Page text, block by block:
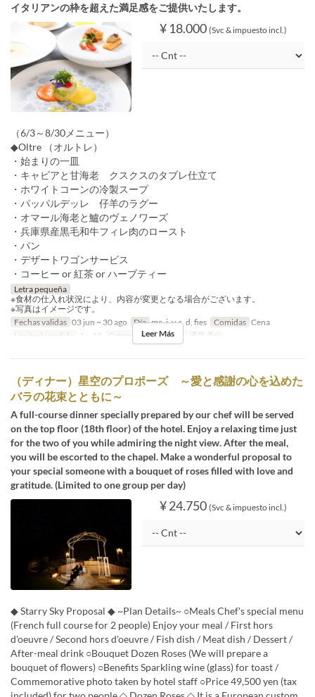
イタリアンの枠を超えた満足感をご提供いたします。
¥ 18.000 (Svc & impuesto incl.)
（6/3～8/30メニュー）
◆Oltre （オルトレ）
・始まりの一皿
・キャビアと甘海老 クスクスのタブレ仕立て
・ホワイトコーンの冷製スープ
・パッパルデッレ 仔羊のラグー
・オマール海老と鱸のヴェノワーズ
・兵庫県産黒毛和牛フィレ肉のロースト
・パン
・デザートワゴンサービス
・コーヒー or 紅茶 or ハーブティー
Letra pequeña
※食材の仕入れ状況により、内容が変更となる場合がございます。
※写真はイメージです。
Fechas validas 03 jun ~ 30 ago Día me, j, v, s, d, fies Comidas Cena
Límite de pedido
1 ~ 12 Categoría de Asiento 通常予約
Leer Más
（ディナー）星空のプロポーズ ～愛と感謝の心を込めた
バラの花束とともに～
A full-course dinner specially prepared by our chef will be served
on the top floor (18th floor) of the hotel. Enjoy a relaxing time just
for the two of you while admiring the night view. After the meal,
you will be escorted to the chapel. Make a wonderful proposal to
your special someone with a bouquet of roses filled with love and
gratitude. (Limited to one group per day)
¥ 24.750 (Svc & impuesto incl.)
◆ Starry Sky Proposal ◆ ~Plan Details~ ○Meals Chef's special menu
(French full course for 2 people) Enjoy your meal / First hors
d'oeuvre / Second hors d'oeuvre / Fish dish / Meat dish / Dessert /
After-meal drink ○Bouquet Dozen Roses (We will prepare a
bouquet of flowers) ○Benefits Sparkling wine (glass) for toast /
Commemorative photo taken by hotel staff ○Price 49,500 yen (tax